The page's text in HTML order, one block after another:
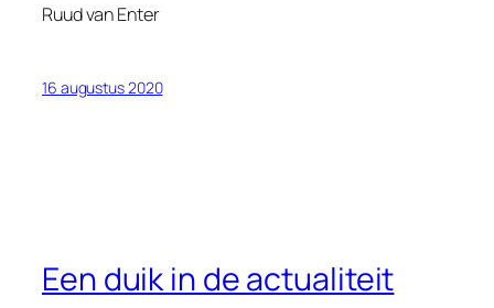
Ruud van Enter
16 augustus 2020
Een duik in de actualiteit